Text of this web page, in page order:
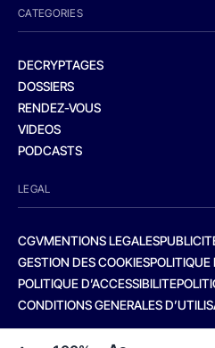
CATEGORIES
DECRYPTAGES
DOSSIERS
RENDEZ-VOUS
VIDEOS
PODCASTS
LEGAL
CGVMENTIONS LEGALES
GESTION DES COOKIES
POLITIQUE D’ACCESSIBILITE
CONDITIONS GENERALES